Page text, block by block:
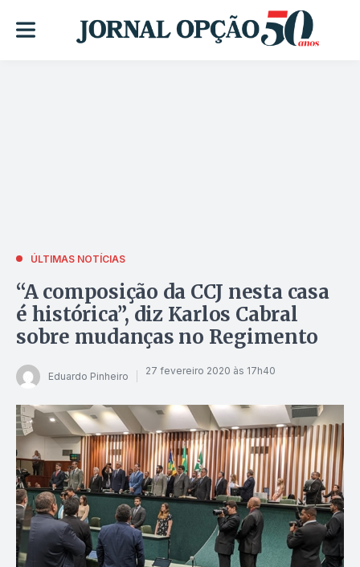
ÚLTIMAS NOTÍCIAS
“A composição da CCJ nesta casa
é histórica”, diz Karlos Cabral
sobre mudanças no Regimento
Eduardo Pinheiro 27 fevereiro 2020 às 17h40